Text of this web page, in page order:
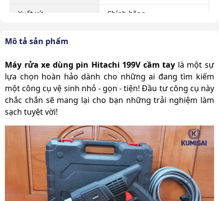
Mô tả sản phẩm
Máy rửa xe dùng pin Hitachi 199V cầm tay là một sự
lựa chọn hoàn hảo dành cho những ai đang tìm kiếm
một công cụ vệ sinh nhỏ - gọn - tiện! Đầu tư công cụ này
chắc chắn sẽ mang lại cho bạn những trải nghiệm làm
sạch tuyệt vời!
Xuất xứ
Chính hãng